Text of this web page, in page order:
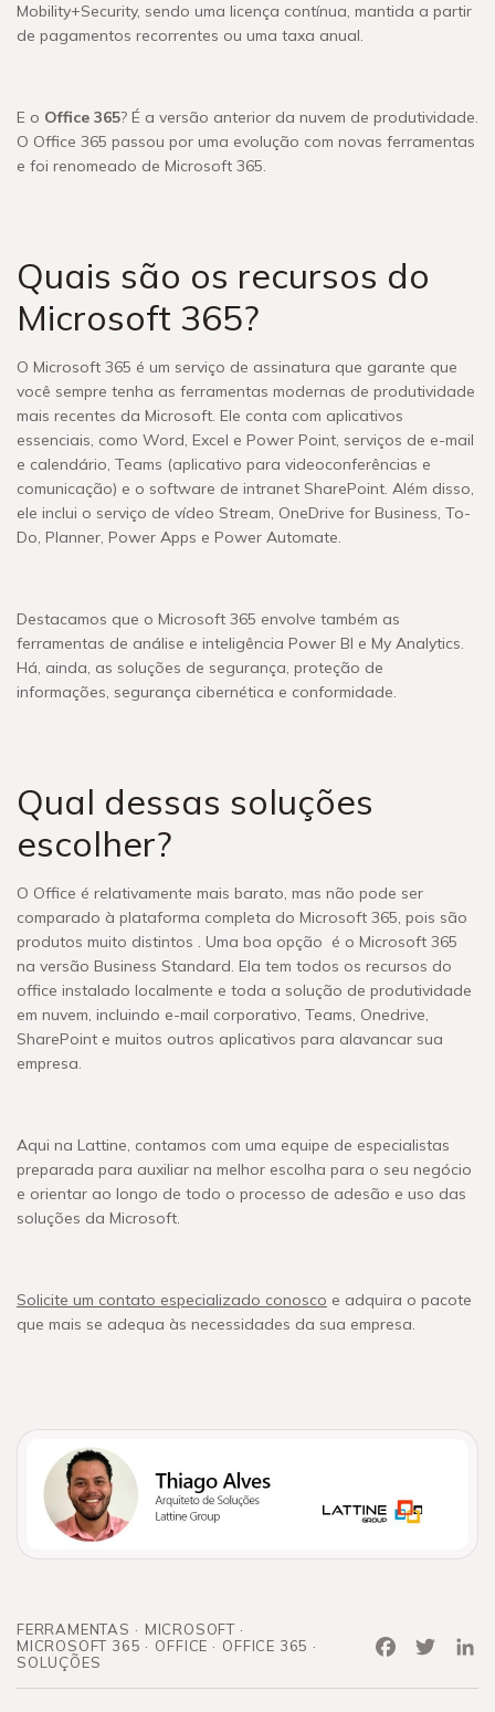
Mobility+Security, sendo uma licença contínua, mantida a partir
de pagamentos recorrentes ou uma taxa anual.
E o Office 365? É a versão anterior da nuvem de produtividade.
O Office 365 passou por uma evolução com novas ferramentas
e foi renomeado de Microsoft 365.
Quais são os recursos do
Microsoft 365?
O Microsoft 365 é um serviço de assinatura que garante que
você sempre tenha as ferramentas modernas de produtividade
mais recentes da Microsoft. Ele conta com aplicativos
essenciais, como Word, Excel e Power Point, serviços de e-mail
e calendário, Teams (aplicativo para videoconferências e
comunicação) e o software de intranet SharePoint. Além disso,
ele inclui o serviço de vídeo Stream, OneDrive for Business, To-
Do, Planner, Power Apps e Power Automate.
Destacamos que o Microsoft 365 envolve também as
ferramentas de análise e inteligência Power BI e My Analytics.
Há, ainda, as soluções de segurança, proteção de
informações, segurança cibernética e conformidade.
Qual dessas soluções
escolher?
O Office é relativamente mais barato, mas não pode ser
comparado à plataforma completa do Microsoft 365, pois são
produtos muito distintos . Uma boa opção é o Microsoft 365
na versão Business Standard. Ela tem todos os recursos do
office instalado localmente e toda a solução de produtividade
em nuvem, incluindo e-mail corporativo, Teams, Onedrive,
SharePoint e muitos outros aplicativos para alavancar sua
empresa.
Aqui na Lattine, contamos com uma equipe de especialistas
preparada para auxiliar na melhor escolha para o seu negócio
e orientar ao longo de todo o processo de adesão e uso das
soluções da Microsoft.
Solicite um contato especializado conosco e adquira o pacote
que mais se adequa às necessidades da sua empresa.
FERRAMENTAS
MICROSOFT
MICROSOFT 365
OFFICE
OFFICE 365
SOLUÇÕES
FacebookTwitter